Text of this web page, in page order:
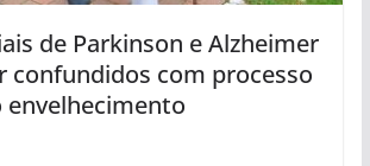
de Parkinson e Alzheimer
confundidos com processo
envelhecimento